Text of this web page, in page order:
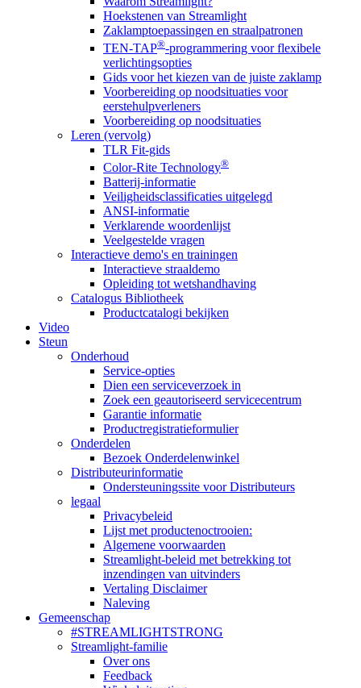
Hoekstenen van Streamlight
Zaklamptoepassingen en straalpatronen
TEN-TAP®-programmering voor flexibele
verlichtingsopties
Gids voor het kiezen van de juiste zaklamp
Voorbereiding op noodsituaties voor
eerstehulpverleners
Voorbereiding op noodsituaties
Leren (vervolg)
TLR Fit-gids
Color-Rite Technology®
Batterij-informatie
Veiligheidsclassificaties uitgelegd
ANSI-informatie
Verklarende woordenlijst
Veelgestelde vragen
Interactieve demo's en trainingen
Interactieve straaldemo
Opleiding tot wetshandhaving
Catalogus Bibliotheek
Productcatalogi bekijken
Video
Steun
Onderhoud
Service-opties
Dien een serviceverzoek in
Zoek een geautoriseerd servicecentrum
Garantie informatie
Productregistratieformulier
Onderdelen
Bezoek Onderdelenwinkel
Distributeurinformatie
Ondersteuningssite voor Distributeurs
legaal
Privacybeleid
Lijst met productenoctrooien:
Algemene voorwaarden
Streamlight-beleid met betrekking tot
inzendingen van uitvinders
Vertaling Disclaimer
Naleving
Gemeenschap
#STREAMLIGHTSTRONG
Streamlight-familie
Over ons
Feedback